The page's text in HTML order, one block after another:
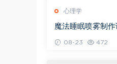
心理学
魔法睡眠喷雾制作
08-23 472